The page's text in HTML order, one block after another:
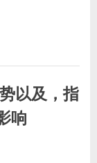
以及，指
响